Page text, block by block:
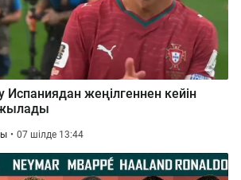
жеңілгеннен кейін
07 шілде 13:44